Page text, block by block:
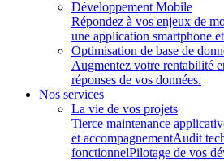
Développement Mobile
Répondez à vos enjeux de
une application smartphone
Optimisation de base de
Augmentez votre rentabilité
réponses de vos données.
Nos services
La vie de vos projets
Tierce maintenance
et accompagnementAudit
fonctionnelPilotage de vos